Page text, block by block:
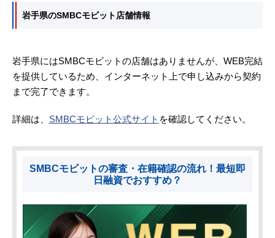
岩手県のSMBCモビット店舗情報
岩手県にはSMBCモビットの店舗はありませんが、WEB完結
を提供しているため、インターネット上で申し込みから契約
まで完了できます。
詳細は、 SMBCモビット公式サイト を確認してください。
SMBCモビットの審査・在籍確認の流れ！最短即
日融資でおすすめ？